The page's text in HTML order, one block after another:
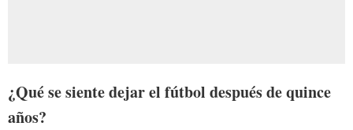
¿Qué se siente dejar el fútbol después de quince
años?